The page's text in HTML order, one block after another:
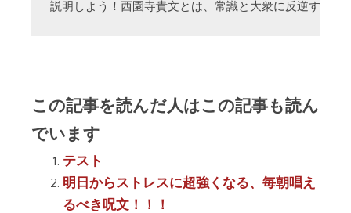
説明しよう！西園寺貴文とは、常識と大衆に反逆する
この記事を読んだ人はこの記事も読ん
でいます
テスト
明日からストレスに超強くなる、毎朝唱え
るべき呪文！！！